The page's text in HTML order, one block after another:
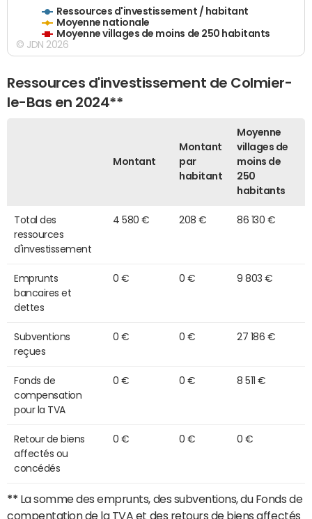
Ressources d'investissement / habitant
Moyenne nationale
Moyenne villages de moins de 250 habitants
© JDN 2026
Ressources d'investissement de Colmier-
le-Bas en 2024**
Montant
Montant
par
habitant
Moyenne
villages de
moins de
250
habitants
Total des
ressources
d'investissement
4 580 € 208 € 86 130 €
Emprunts
bancaires et
dettes
0 € 0 € 9 803 €
Subventions
reçues
0 € 0 € 27 186 €
Fonds de
compensation
pour la TVA
0 € 0 € 8 511 €
Retour de biens
affectés ou
concédés
0 € 0 € 0 €
** La somme des emprunts, des subventions, du Fonds de
compentation de la TVA et des retours de biens affectés